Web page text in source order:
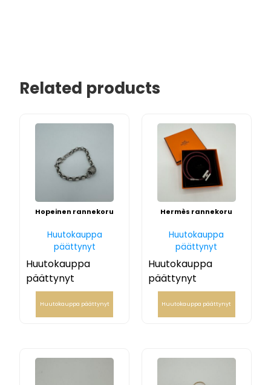
Related products
Hopeinen rannekoru
Huutokauppa
päättynyt
Huutokauppa
päättynyt
Huutokauppa päättynyt
Hermès rannekoru
Huutokauppa
päättynyt
Huutokauppa
päättynyt
Huutokauppa päättynyt